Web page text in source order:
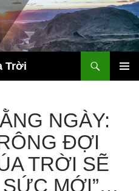
Trời
NGÀY:
ĐỢI
TRỜI SẼ
MỚI”…